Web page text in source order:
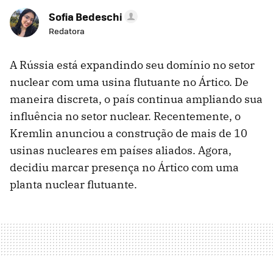
Sofia Bedeschi
Redatora
A Rússia está expandindo seu domínio no setor
nuclear com uma usina flutuante no Ártico. De
maneira discreta, o país continua ampliando sua
influência no setor nuclear. Recentemente, o
Kremlin anunciou a construção de mais de 10
usinas nucleares em países aliados. Agora,
decidiu marcar presença no Ártico com uma
planta nuclear flutuante.